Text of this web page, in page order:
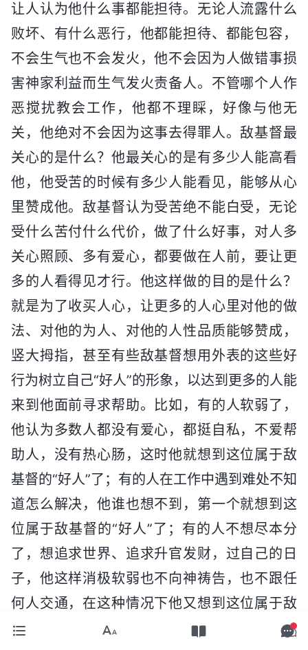
让人认为他什么事都能担待。无论人流露什么
败坏、有什么恶行，他都能担待、都能包容，
不会生气也不会发火，他不会因为人做错事损
害神家利益而生气发火责备人。不管哪个人作
恶搅扰教会工作，他都不理睬，好像与他无
关，他绝对不会因为这事去得罪人。敌基督最
关心的是什么？他最关心的是有多少人能高看
他，他受苦的时候有多少人能看见，能够从心
里赞成他。敌基督认为受苦绝不能白受，无论
受什么苦付什么代价，做了什么好事，对人多
关心照顾、多有爱心，都要做在人前，要让更
多的人看得见才行。他这样做的目的是什么？
就是为了收买人心，让更多的人心里对他的做
法、对他的为人、对他的人性品质能够赞成，
竖大拇指，甚至有些敌基督想用外表的这些好
行为树立自己“好人”的形象，以达到更多的人能
来到他面前寻求帮助。比如，有的人软弱了，
他认为多数人都没有爱心，都挺自私，不爱帮
助人，没有热心肠，这时他就想到这位属于敌
基督的“好人”了；有的人在工作中遇到难处不知
道怎么解决，他谁也想不到，第一个就想到这
位属于敌基督的“好人”了；有的人不想尽本分
了，想追求世界、追求升官发财，过自己的日
子，他这样消极软弱也不向神祷告，也不跟任
何人交通，在这种情况下他又想到这位属于敌
基督的“好人”了。这样一来二去，这些人临到事